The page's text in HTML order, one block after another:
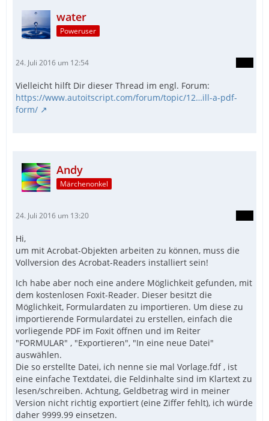
water
Poweruser
24. Juli 2016 um 12:54
Vielleicht hilft Dir dieser Thread im engl. Forum:
https://www.autoitscript.com/forum/topic/12…ill-a-pdf-
form/
Andy
Märchenonkel
24. Juli 2016 um 13:20
Hi,
um mit Acrobat-Objekten arbeiten zu können, muss die
Vollversion des Acrobat-Readers installiert sein!
Ich habe aber noch eine andere Möglichkeit gefunden, mit
dem kostenlosen Foxit-Reader. Dieser besitzt die
Möglichkeit, Formulardaten zu importieren. Um diese zu
importierende Formulardatei zu erstellen, einfach die
vorliegende PDF im Foxit öffnen und im Reiter
"FORMULAR" , "Exportieren", "In eine neue Datei"
auswählen.
Die so erstellte Datei, ich nenne sie mal Vorlage.fdf , ist
eine einfache Textdatei, die Feldinhalte sind im Klartext zu
lesen/schreiben. Achtung, Geldbetrag wird in meiner
Version nicht richtig exportiert (eine Ziffer fehlt), ich würde
daher 9999.99 einsetzen.